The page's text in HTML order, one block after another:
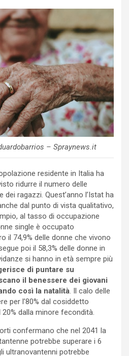
– Spraynews.it
residente in Italia ha
ridurre il numero delle
dei ragazzi. Quest’anno l’Istat ha
dal punto di vista qualitativo,
al tasso di occupazione
single è occupato
il 74,9% delle donne che vivono
poi il 58,3% delle donne in
si hanno in età sempre più
di puntare su
il benessere dei giovani
così la natalità. Il calo delle
per l’80% dal cosiddetto
dalla minore fecondità.
confermano che nel 2041 la
potrebbe superare i 6
ultranovantenni potrebbe